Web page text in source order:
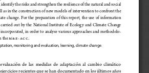
identify the risks and strengthen the resilience of the natural and social
as in the construction of new models of intervention to confront the
change.  For  the  preparation  of  this  report,  the  use  of  information
carried  out  by  the  National  Institute  of  Ecology  and  Climate  Change
incorporated,  in  order  to  analyse  various  approaches  and  methodolo-
the m&e-acc
monitoring and evaluation, learning, climate change.
de  las  medidas  de  adaptación  al  cambio  climático
recientes que se han documentado en los últimos años